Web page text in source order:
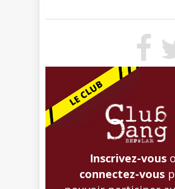
Inscrivez-vous
connectez-vous